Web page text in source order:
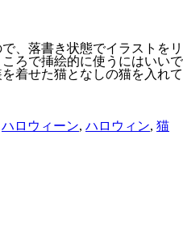
、落書き状態でイラストをリ
ろで挿絵的に使うにはいいで
着せた猫となしの猫を入れて
ハロウィーン, ハロウィン, 猫